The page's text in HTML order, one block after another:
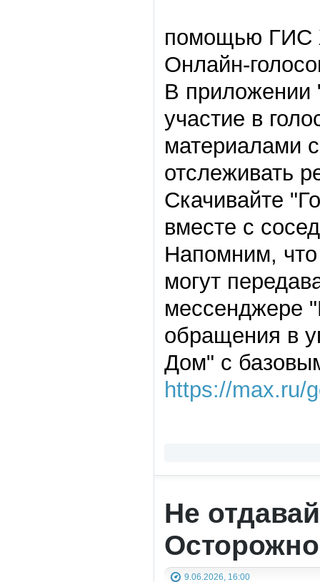
помощью ГИС
Онлайн-
В приложении
участие в
материалами
отслеживать
Скачивайте "
вместе с
Напомним,
могут
мессенджере
обращения в
Дом" с
https://max.ru/
Не
9.06.2026, 16:00